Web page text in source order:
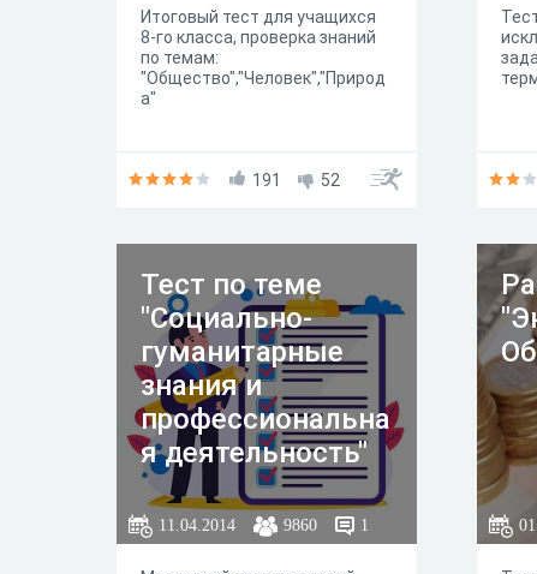
Итоговый тест для учащихся
8-го класса, проверка знаний
по темам:
"Общество","Человек","Природ
а"
191 52
Тест по теме
"Социально-
гуманитарные
знания и
профессиональна
я деятельность"
11.04.2014 9860 1